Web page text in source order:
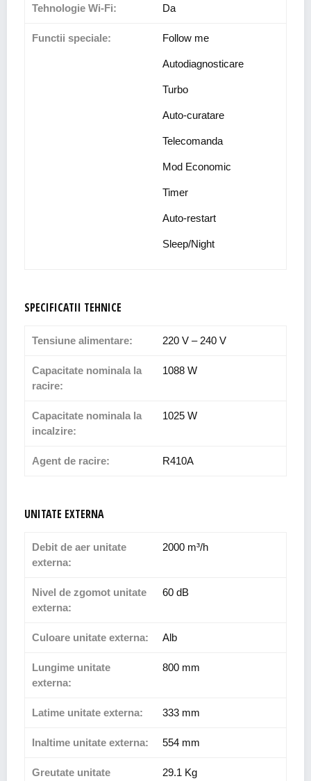
Tehnologie Wi-Fi: Da
Functii speciale: Follow me
Autodiagnosticare
Turbo
Auto-curatare
Telecomanda
Mod Economic
Timer
Auto-restart
Sleep/Night
SPECIFICATII TEHNICE
Tensiune alimentare: 220 V – 240 V
Capacitate nominala la
racire:
1088 W
Capacitate nominala la
incalzire:
1025 W
Agent de racire: R410A
UNITATE EXTERNA
Debit de aer unitate
externa:
2000 m³/h
Nivel de zgomot unitate
externa:
60 dB
Culoare unitate externa: Alb
Lungime unitate
externa:
800 mm
Latime unitate externa: 333 mm
Inaltime unitate externa: 554 mm
Greutate unitate
29.1 Kg